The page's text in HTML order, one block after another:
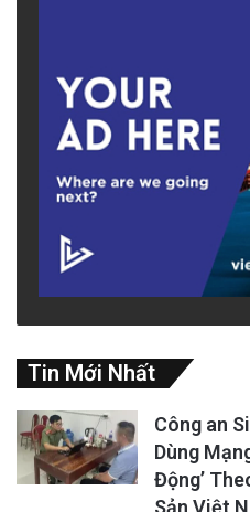
Tin Mới Nhất
Công an
Dùng
Động’
Sản Việt